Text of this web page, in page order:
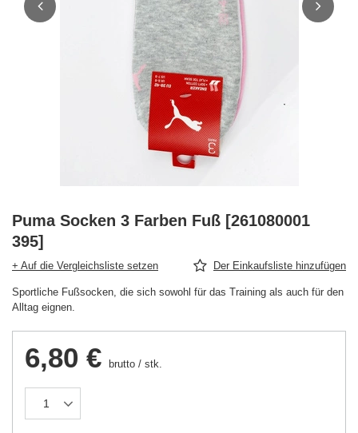
Puma Socken 3 Farben Fuß [261080001
395]
+ Auf die Vergleichsliste setzen Der Einkaufsliste hinzufügen
Sportliche Fußsocken, die sich sowohl für das Training als auch für den
Alltag eignen.
6,80 € brutto / stk.